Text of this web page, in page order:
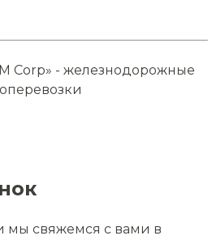
Corp» - железнодорожные
мы свяжемся с вами в